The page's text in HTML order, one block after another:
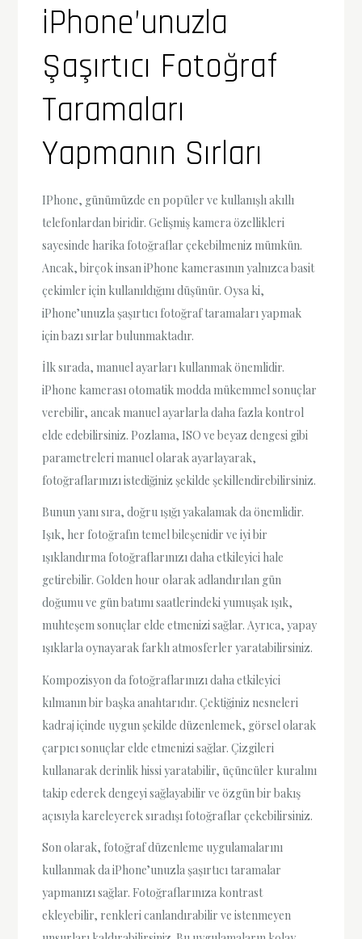
iPhone’unuzla
Şaşırtıcı Fotoğraf
Taramaları
Yapmanın Sırları
IPhone, günümüzde en popüler ve kullanışlı akıllı
telefonlardan biridir. Gelişmiş kamera özellikleri
sayesinde harika fotoğraflar çekebilmeniz mümkün.
Ancak, birçok insan iPhone kamerasının yalnızca basit
çekimler için kullanıldığını düşünür. Oysa ki,
iPhone’unuzla şaşırtıcı fotoğraf taramaları yapmak
için bazı sırlar bulunmaktadır.
İlk sırada, manuel ayarları kullanmak önemlidir.
iPhone kamerası otomatik modda mükemmel sonuçlar
verebilir, ancak manuel ayarlarla daha fazla kontrol
elde edebilirsiniz. Pozlama, ISO ve beyaz dengesi gibi
parametreleri manuel olarak ayarlayarak,
fotoğraflarınızı istediğiniz şekilde şekillendirebilirsiniz.
Bunun yanı sıra, doğru ışığı yakalamak da önemlidir.
Işık, her fotoğrafın temel bileşenidir ve iyi bir
ışıklandırma fotoğraflarınızı daha etkileyici hale
getirebilir. Golden hour olarak adlandırılan gün
doğumu ve gün batımı saatlerindeki yumuşak ışık,
muhteşem sonuçlar elde etmenizi sağlar. Ayrıca, yapay
ışıklarla oynayarak farklı atmosferler yaratabilirsiniz.
Kompozisyon da fotoğraflarınızı daha etkileyici
kılmanın bir başka anahtarıdır. Çektiğiniz nesneleri
kadraj içinde uygun şekilde düzenlemek, görsel olarak
çarpıcı sonuçlar elde etmenizi sağlar. Çizgileri
kullanarak derinlik hissi yaratabilir, üçüncüler kuralını
takip ederek dengeyi sağlayabilir ve özgün bir bakış
açısıyla kareleyerek sıradışı fotoğraflar çekebilirsiniz.
Son olarak, fotoğraf düzenleme uygulamalarını
kullanmak da iPhone’unuzla şaşırtıcı taramalar
yapmanızı sağlar. Fotoğraflarınıza kontrast
ekleyebilir, renkleri canlandırabilir ve istenmeyen